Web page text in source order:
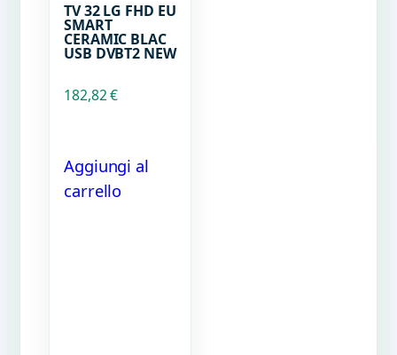
TV 32 LG FHD EU
SMART
CERAMIC BLAC
USB DVBT2 NEW
182,82€
Aggiungi al
carrello